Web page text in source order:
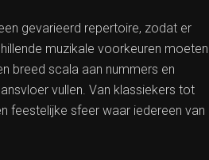
gevarieerd repertoire, zodat er
muzikale voorkeuren moeten
breed scala aan nummers en
vullen. Van klassiekers tot
feestelijke sfeer waar iedereen van